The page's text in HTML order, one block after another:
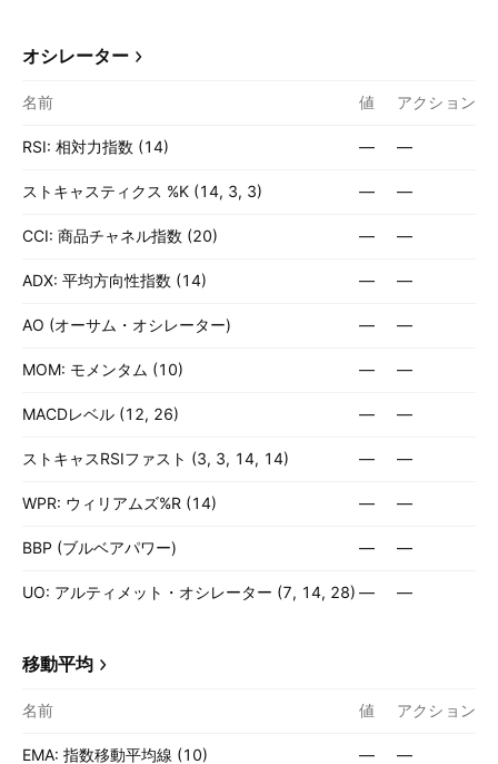
オシレーター
名前 値 アクション
RSI: 相対力指数 (14) — —
ストキャスティクス %K (14, 3, 3) — —
CCI: 商品チャネル指数 (20) — —
ADX: 平均方向性指数 (14) — —
AO (オーサム・オシレーター) — —
MOM: モメンタム (10) — —
MACDレベル (12, 26) — —
ストキャスRSIファスト (3, 3, 14, 14) — —
WPR: ウィリアムズ%R (14) — —
BBP (ブルベアパワー) — —
UO: アルティメット・オシレーター (7, 14, 28) — —
移動平均
名前 値 アクション
EMA: 指数移動平均線 (10) — —